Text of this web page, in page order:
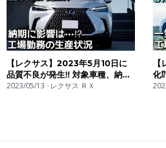
【レクサス】2023年5月10日に
品質不良が発生‼︎ 対象車種、納期
に影響は⁉︎
2023/05/13 レクサス ＲＸ
化
報‼︎